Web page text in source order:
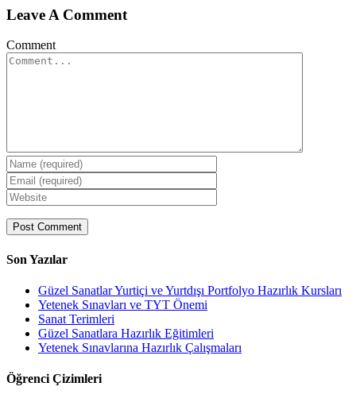
Leave A Comment
Comment
Son Yazılar
Güzel Sanatlar Yurtiçi ve Yurtdışı Portfolyo Hazırlık Kursları
Yetenek Sınavları ve TYT Önemi
Sanat Terimleri
Güzel Sanatlara Hazırlık Eğitimleri
Yetenek Sınavlarına Hazırlık Çalışmaları
Öğrenci Çizimleri